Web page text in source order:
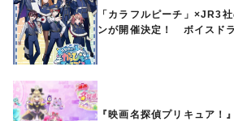
「カラフルピーチ」×JR3
ンが開催決定！ ボイスド
『映画名探偵プリキュア！